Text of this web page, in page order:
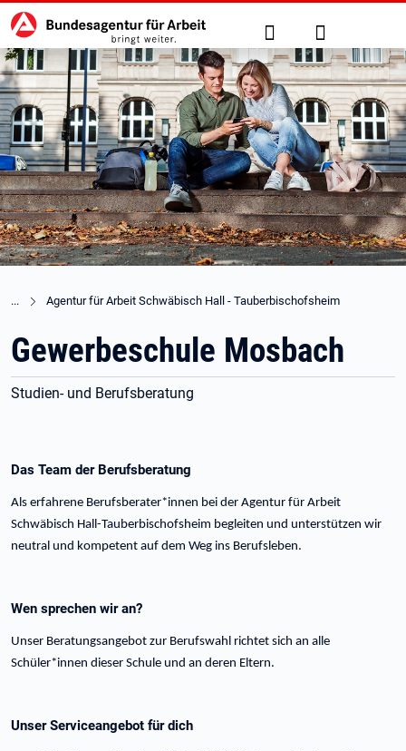
zu den Hauptinhalten springen
Hauptnavigation Suche Anmelden
Agentur für Arbeit Schwäbisch Hall - Tauberbischofsheim
Gewerbeschule Mosbach
Studien- und Berufsberatung
Das Team der Berufsberatung
Als erfahrene Berufsberater*innen bei der Agentur für Arbeit
Schwäbisch Hall-Tauberbischofsheim begleiten und unterstützen wir
neutral und kompetent auf dem Weg ins Berufsleben.
Wen sprechen wir an?
Unser Beratungsangebot zur Berufswahl richtet sich an alle
Schüler*innen dieser Schule und an deren Eltern.
Unser Serviceangebot für dich